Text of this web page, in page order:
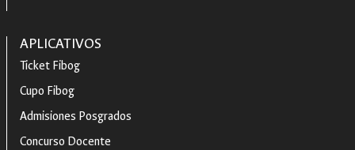
APLICATIVOS
Ticket Fibog
Cupo Fibog
Admisiones Posgrados
Concurso Docente